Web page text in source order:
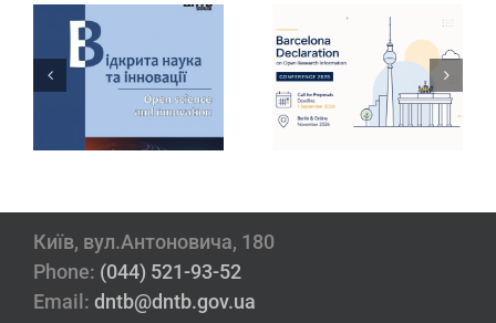
запрошує
долучитися до
конференції
Barcelona
Declaration
Інтерактивний
дашборд
результатів
державної
атестації
Київ, вул.Антоновича, 180
Phone: (044) 521-93-52
Email: dntb@dntb.gov.ua